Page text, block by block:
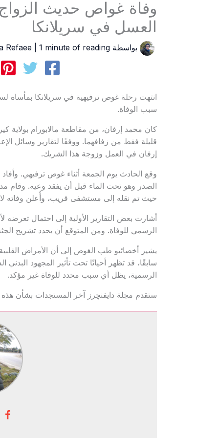
وفاة غواص حديث
العسل في سريلانكا
بواسطة Refaee |1 minute of reading
انتهت رحلة غوص ترفيهية في سريلانكا بمأساة
سبب الوفاة.
كان محمد إرفان، من مقاطعة مالابورام بولاية
قليلة فقط من زفافهما. ووفقًا لتقارير وسائل
إرفان في العمل وزوجة هذا الشريك.
وقع الحادث يوم الجمعة أثناء غوص ترفيهي.
الصدر وهو تحت الماء قبل أن يفقد وعيه. وقام
حيث تم نقله إلى مستشفى قريب، وأُعلن وفاته
أشارت بعض التقارير الأولية إلى احتمال تعرضه
الرسمي للوفاة. ومن المتوقع أن يحدد تشريح
يشير أخصائيو طب الغوص إلى أن الأمراض
سابقًا، قد تظهر أحيانًا تحت تأثير المجهود
الرسمية، يظل أي سبب محدد للوفاة غير مؤكد.
ستقدم مجلة دايفنچرز آخر المستجدات بشأن